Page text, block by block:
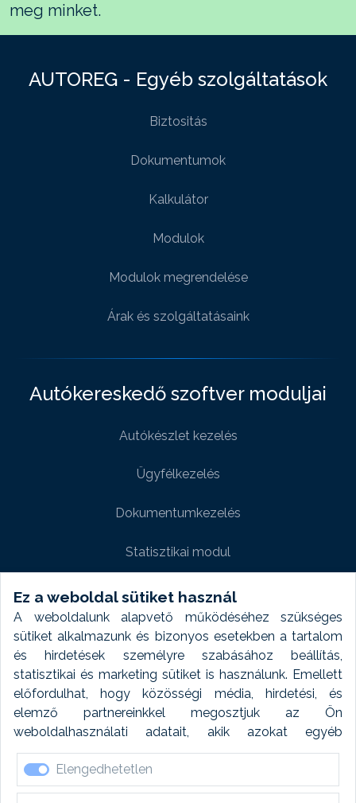
Ez a weboldal sütiket használ
A weboldalunk alapvető működéséhez szükséges
sütiket alkalmazunk és bizonyos esetekben a tartalom
és hirdetések személyre szabásához beállítás,
statisztikai és marketing sütiket is használunk. Emellett
előfordulhat, hogy közösségi média, hirdetési, és
elemző partnereinkkel megosztjuk az Ön
weboldalhasználati adatait, akik azokat egyéb
forrásokból gyűjtött adatokkal kombinálhatják. A sütik
elfogadásával kapcsolatosan naplózást végzünk és
ezen adatokat 6 hónap után automatikusan töröljük. A
Elengedhetetlen
meg minket.
AUTOREG - Egyéb szolgáltatások
Biztositás
Dokumentumok
Kalkulátor
Modulok
Modulok megrendelése
Árak és szolgáltatásaink
Autókereskedő szoftver moduljai
Autókészlet kezelés
Ügyfélkezelés
Dokumentumkezelés
Statisztikai modul
Weboldal modul
Fényképtár extra modul
Autómosó modul
Feladatütemezés